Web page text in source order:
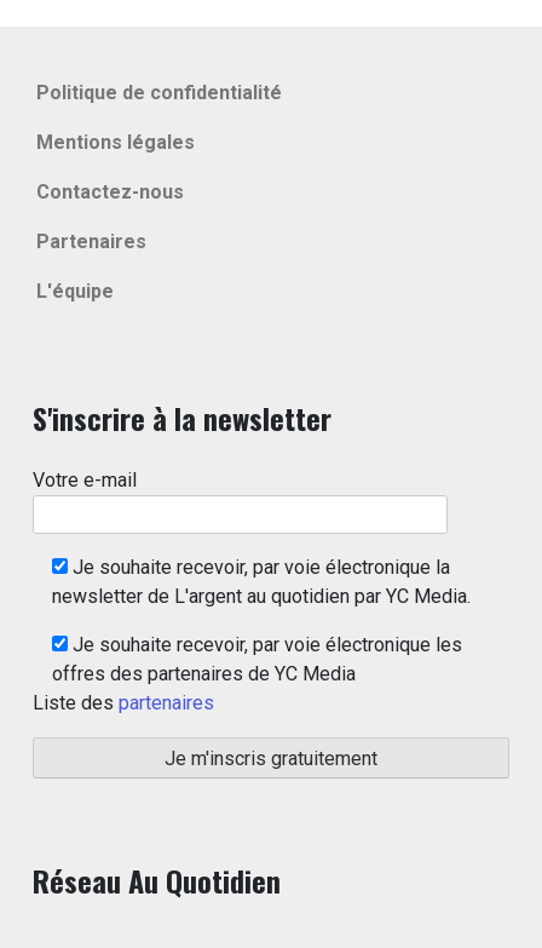
Politique de confidentialité
Mentions légales
Contactez-nous
Partenaires
L'équipe
S'inscrire à la newsletter
Votre e-mail
Je souhaite recevoir, par voie électronique la
newsletter de L'argent au quotidien par YC Media.
Je souhaite recevoir, par voie électronique les
offres des partenaires de YC Media
Liste des partenaires
Réseau Au Quotidien